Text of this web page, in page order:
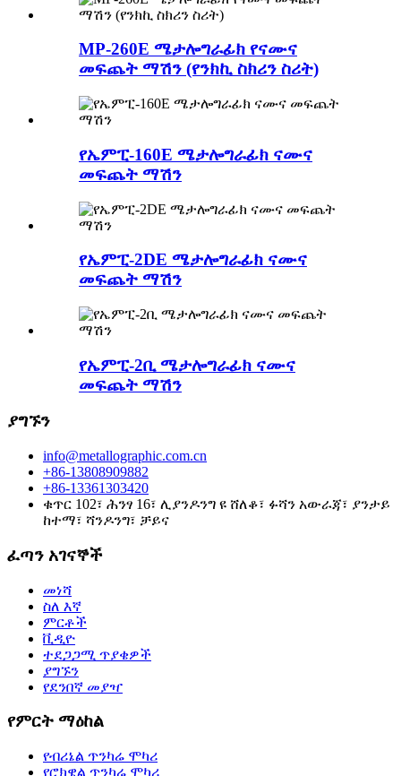
MP-260E ሜታሎግራፊክ የናሙና
መፍጨት ማሽን (የንክኪ ስክሪን ስሪት)
የኤምፒ-160E ሜታሎግራፊክ ናሙና
መፍጨት ማሽን
የኤምፒ-2DE ሜታሎግራፊክ ናሙና
መፍጨት ማሽን
የኤምፒ-2ቢ ሜታሎግራፊክ ናሙና
መፍጨት ማሽን
ያግኙን
info@metallographic.com.cn
+86-13808909882
+86-13361303420
ቁጥር 102፣ ሕንፃ 16፣ ሊያንዶንግ ዩ ሸለቆ፣ ፉሻን አውራጃ፣ ያንታይ
ከተማ፣ ሻንዶንግ፣ ቻይና
ፈጣን አገናኞች
መነሻ
ስለ እኛ
ምርቶች
ቪዲዮ
ተደጋጋሚ ጥያቄዎች
ያግኙን
የደንበኛ መያዣ
የምርት ማዕከል
የብሪኔል ጥንካሬ ሞካሪ
የሮክዌል ጥንካሬ ሞካሪ